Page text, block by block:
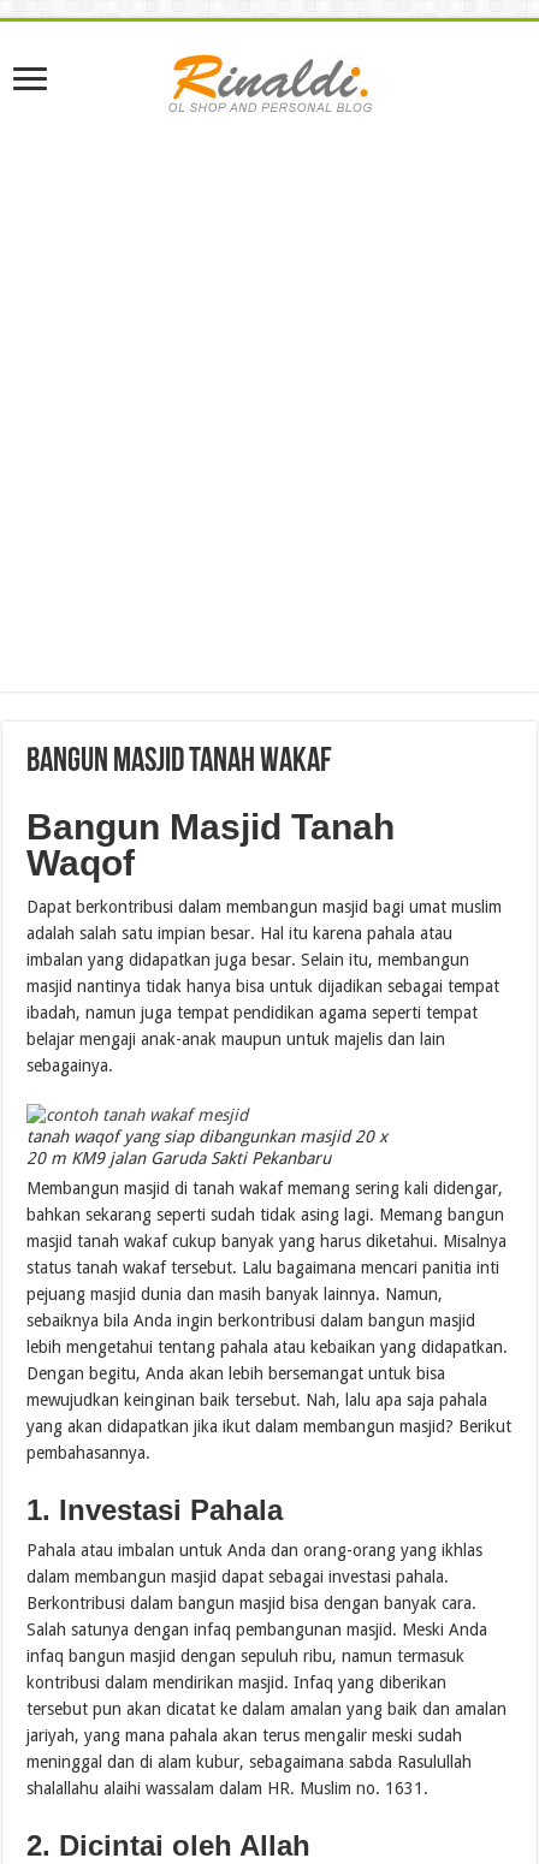
Bangun Masjid Tanah Wakaf
Bangun Masjid Tanah
Waqof
Dapat berkontribusi dalam membangun masjid bagi umat muslim
adalah salah satu impian besar. Hal itu karena pahala atau
imbalan yang didapatkan juga besar. Selain itu, membangun
masjid nantinya tidak hanya bisa untuk dijadikan sebagai tempat
ibadah, namun juga tempat pendidikan agama seperti tempat
belajar mengaji anak-anak maupun untuk majelis dan lain
sebagainya.
tanah waqof yang siap dibangunkan masjid 20 x
20 m KM9 jalan Garuda Sakti Pekanbaru
Membangun masjid di tanah wakaf memang sering kali didengar,
bahkan sekarang seperti sudah tidak asing lagi. Memang bangun
masjid tanah wakaf cukup banyak yang harus diketahui. Misalnya
status tanah wakaf tersebut. Lalu bagaimana mencari panitia inti
pejuang masjid dunia dan masih banyak lainnya. Namun,
sebaiknya bila Anda ingin berkontribusi dalam bangun masjid
lebih mengetahui tentang pahala atau kebaikan yang didapatkan.
Dengan begitu, Anda akan lebih bersemangat untuk bisa
mewujudkan keinginan baik tersebut. Nah, lalu apa saja pahala
yang akan didapatkan jika ikut dalam membangun masjid? Berikut
pembahasannya.
1. Investasi Pahala
Pahala atau imbalan untuk Anda dan orang-orang yang ikhlas
dalam membangun masjid dapat sebagai investasi pahala.
Berkontribusi dalam bangun masjid bisa dengan banyak cara.
Salah satunya dengan infaq pembangunan masjid. Meski Anda
infaq bangun masjid dengan sepuluh ribu, namun termasuk
kontribusi dalam mendirikan masjid. Infaq yang diberikan
tersebut pun akan dicatat ke dalam amalan yang baik dan amalan
jariyah, yang mana pahala akan terus mengalir meski sudah
meninggal dan di alam kubur, sebagaimana sabda Rasulullah
shalallahu alaihi wassalam dalam HR. Muslim no. 1631.
2. Dicintai oleh Allah